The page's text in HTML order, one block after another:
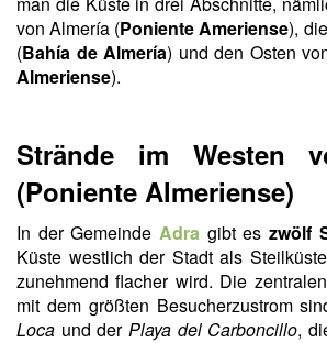
von Almería (Poniente Ameriense),
(Bahía de Almería) und den Osten
Almeriense).
Strände im Westen
(Poniente Almeriense)
In der Gemeinde Adra gibt es zwölf
Küste westlich der Stadt als
zunehmend flacher wird. Die
mit dem größten Besucherzustrom
Loca und der Playa del Carboncillo,